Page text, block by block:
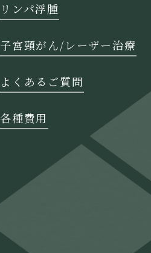
リンパ浮腫
子宮頸がん/レーザー治療
よくあるご質問
各種費用